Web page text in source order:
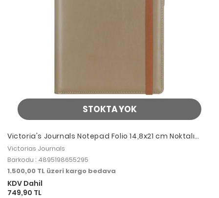
STOKTA YOK
Victoria's Journals Notepad Folio 14,8x21 cm Noktalı
Zeytin
Victorias Journals
Barkodu : 4895198655295
1.500,00 TL üzeri kargo bedava
KDV Dahil
749,90 TL